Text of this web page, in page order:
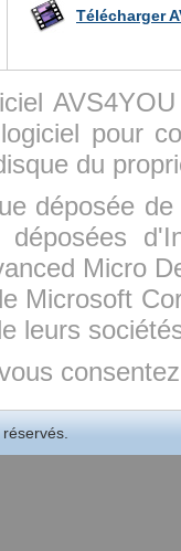
Télécharger
pour
du
déposée
Micro
Microsoft
leurs